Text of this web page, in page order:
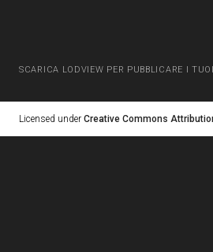
SCARICA LODVIEW PER PUBBLICARE I
Licensed under Creative Commons